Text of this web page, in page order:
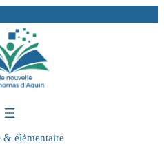
& élémentaire